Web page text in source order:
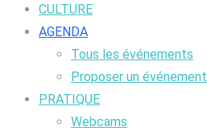
CULTURE
AGENDA
Tous les événements
Proposer un événement
PRATIQUE
Webcams